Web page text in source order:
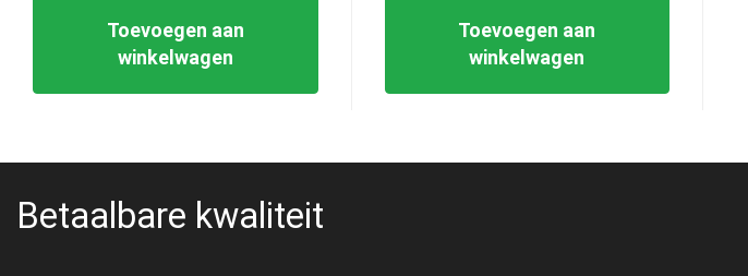
Toevoegen aan
winkelwagen
Toevoegen aan
winkelwagen
Betaalbare kwaliteit